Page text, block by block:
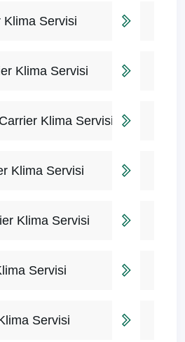
Klima Servisi
Klima Servisi
Klima Servisi
Klima Servisi
Klima Servisi
Servisi
Servisi